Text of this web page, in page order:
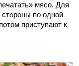
мясо. Для
по одной
приступают к